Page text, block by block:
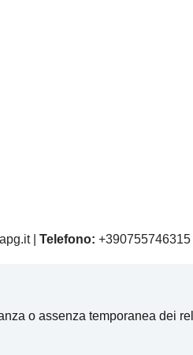
| Telefono: +390755746315
o assenza temporanea dei